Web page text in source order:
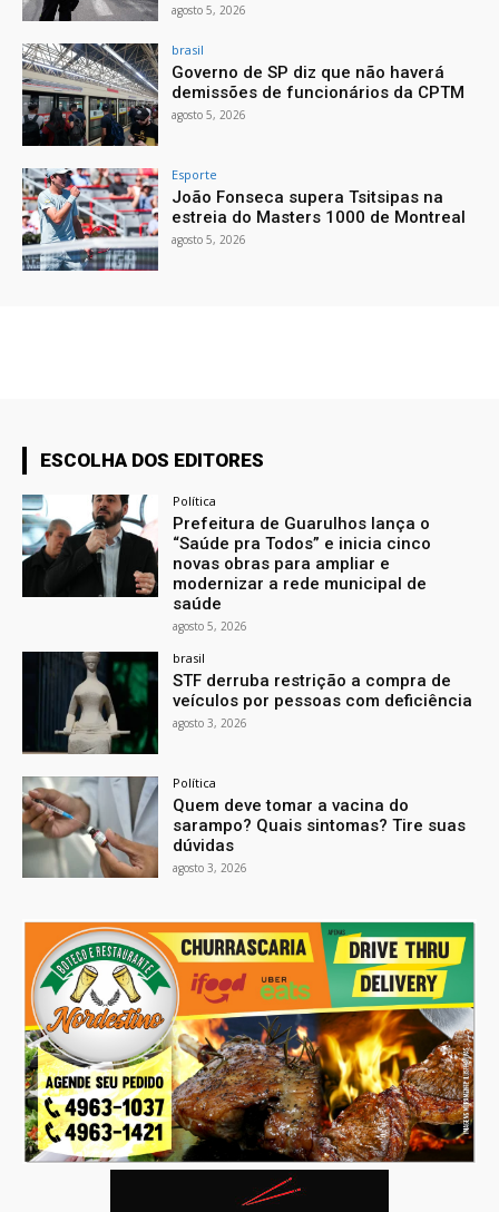
agosto 5, 2026
brasil
Governo de SP diz que não haverá
demissões de funcionários da CPTM
agosto 5, 2026
Esporte
João Fonseca supera Tsitsipas na
estreia do Masters 1000 de Montreal
agosto 5, 2026
ESCOLHA DOS EDITORES
Política
Prefeitura de Guarulhos lança o
“Saúde pra Todos” e inicia cinco
novas obras para ampliar e
modernizar a rede municipal de
saúde
agosto 5, 2026
brasil
STF derruba restrição a compra de
veículos por pessoas com deficiência
agosto 3, 2026
Política
Quem deve tomar a vacina do
sarampo? Quais sintomas? Tire suas
dúvidas
agosto 3, 2026